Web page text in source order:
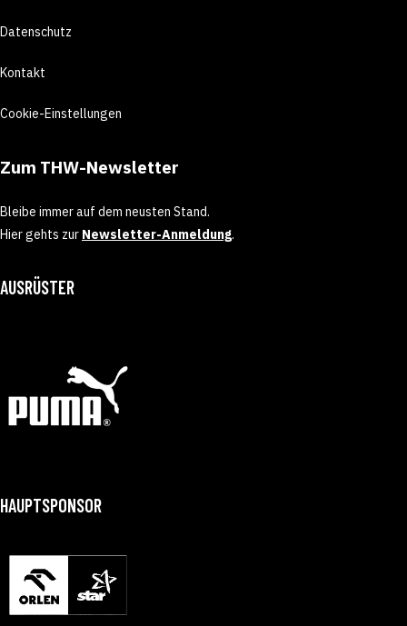
Datenschutz
Kontakt
Cookie-Einstellungen
Zum THW-Newsletter
Bleibe immer auf dem neusten Stand.
Hier gehts zur Newsletter-Anmeldung.
AUSRÜSTER
HAUPTSPONSOR